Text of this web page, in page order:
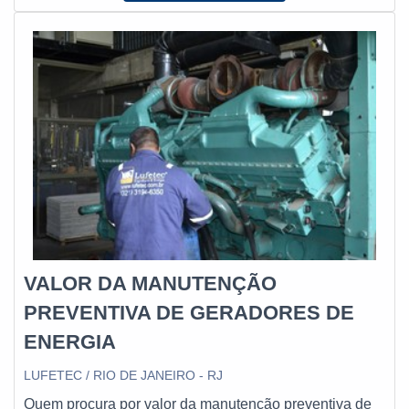
nacional e prestação de serviços adicionais de
consultoria técnica especializada, garante a melhor
experiência para os clientes com qualidade.
VALOR DA MANUTENÇÃO
PREVENTIVA DE GERADORES DE
ENERGIA
LUFETEC / RIO DE JANEIRO - RJ
Quem procura por valor da manutenção preventiva de